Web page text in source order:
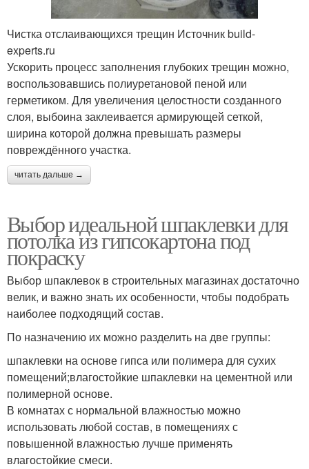
Чистка отслаивающихся трещин Источник build-
experts.ru
Ускорить процесс заполнения глубоких трещин можно,
воспользовавшись полиуретановой пеной или
герметиком. Для увеличения целостности созданного
слоя, выбоина заклеивается армирующей сеткой,
ширина которой должна превышать размеры
повреждённого участка.
читать дальше →
Выбор идеальной шпаклевки для
потолка из гипсокартона под
покраску
Выбор шпаклевок в строительных магазинах достаточно
велик, и важно знать их особенности, чтобы подобрать
наиболее подходящий состав.
По назначению их можно разделить на две группы:
шпаклевки на основе гипса или полимера для сухих
помещений;влагостойкие шпаклевки на цементной или
полимерной основе.
В комнатах с нормальной влажностью можно
использовать любой состав, в помещениях с
повышенной влажностью лучше применять
влагостойкие смеси.